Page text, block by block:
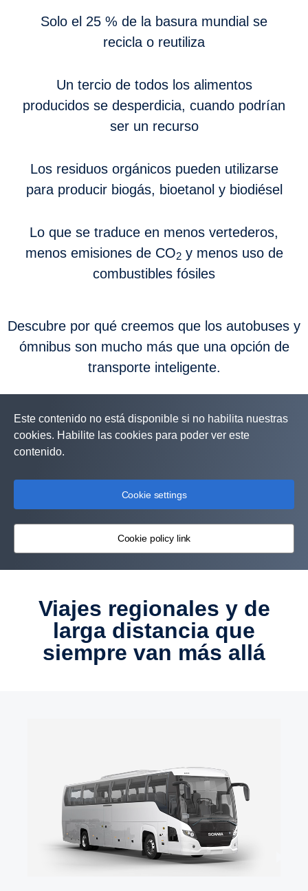
Solo el 25 % de la basura mundial se
recicla o reutiliza
Un tercio de todos los alimentos
producidos se desperdicia, cuando podrían
ser un recurso
Los residuos orgánicos pueden utilizarse
para producir biogás, bioetanol y biodiésel
Lo que se traduce en menos vertederos,
menos emisiones de CO2y menos uso de
combustibles fósiles
Descubre por qué creemos que los autobuses y
ómnibus son mucho más que una opción de
transporte inteligente.
Este contenido no está disponible si no habilita nuestras
cookies. Habilite las cookies para poder ver este
contenido.
Cookie settings
Cookie policy link
Viajes regionales y de
larga distancia que
siempre van más allá